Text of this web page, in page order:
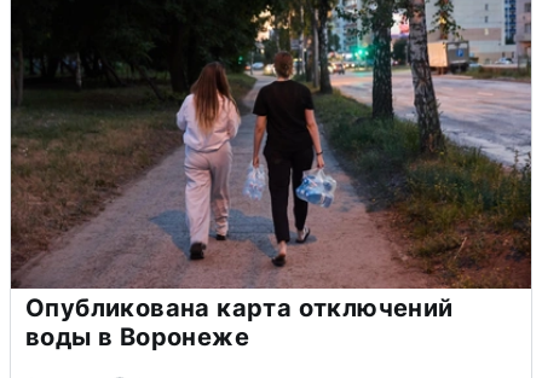
Опубликована карта отключений
воды в Воронеже